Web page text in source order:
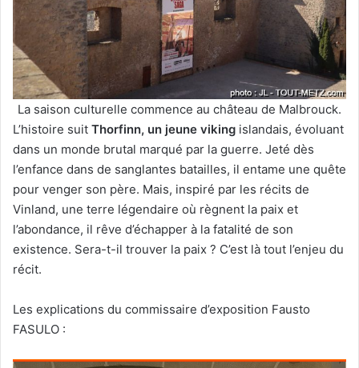
La saison culturelle commence au château de Malbrouck.
L’histoire suit Thorfinn, un jeune viking islandais, évoluant
dans un monde brutal marqué par la guerre. Jeté dès
l’enfance dans de sanglantes batailles, il entame une quête
pour venger son père. Mais, inspiré par les récits de
Vinland, une terre légendaire où règnent la paix et
l’abondance, il rêve d’échapper à la fatalité de son
existence. Sera-t-il trouver la paix ? C’est là tout l’enjeu du
récit.
Les explications du commissaire d’exposition Fausto
FASULO :